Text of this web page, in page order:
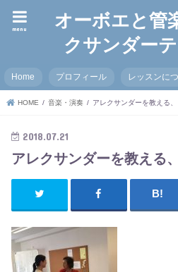
オーボエと管
クサンダー
menu
Home プロフィール レッスンに
HOME 音楽・演奏 アレクサンダーを教える
2018.07.21
アレクサンダーを教える